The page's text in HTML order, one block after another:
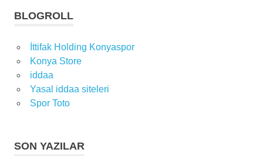
BLOGROLL
İttifak Holding Konyaspor
Konya Store
iddaa
Yasal iddaa siteleri
Spor Toto
SON YAZILAR